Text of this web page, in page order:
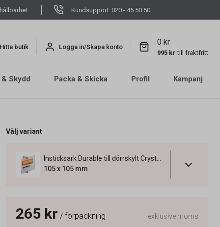
Kundsupport: 020 - 45 50 50
Hitta butik Logga in/Skapa konto
0 kr
995 kr till fraktfritt
Skydd Packa & Skicka Profil Kampanj
Välj variant
Insticksark Durable till dörrskylt Crystal sign 105x105mm
105 x 105 mm
265 kr / förpackning exklusive moms